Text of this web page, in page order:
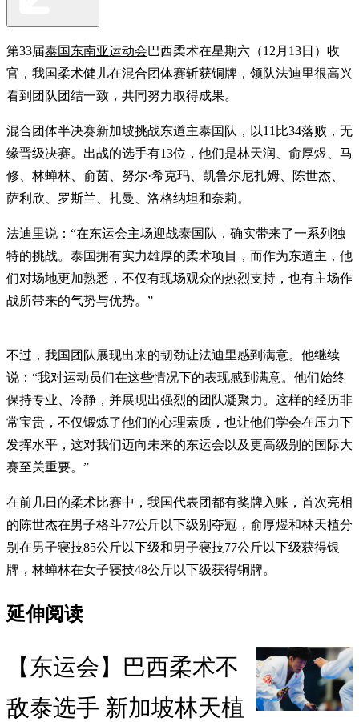
第33届泰国东南亚运动会巴西柔术在星期六（12月13日）收
官，我国柔术健儿在混合团体赛斩获铜牌，领队法迪里很高兴
看到团队团结一致，共同努力取得成果。
混合团体半决赛新加坡挑战东道主泰国队，以11比34落败，无
缘晋级决赛。出战的选手有13位，他们是林天润、俞厚煜、马
修、林蝉林、俞茵、努尔·希克玛、凯鲁尔尼扎姆、陈世杰、
萨利欣、罗斯兰、扎曼、洛格纳坦和奈莉。
法迪里说：“在东运会主场迎战泰国队，确实带来了一系列独
特的挑战。泰国拥有实力雄厚的柔术项目，而作为东道主，他
们对场地更加熟悉，不仅有现场观众的热烈支持，也有主场作
战所带来的气势与优势。”
不过，我国团队展现出来的韧劲让法迪里感到满意。他继续
说：“我对运动员们在这些情况下的表现感到满意。他们始终
保持专业、冷静，并展现出强烈的团队凝聚力。这样的经历非
常宝贵，不仅锻炼了他们的心理素质，也让他们学会在压力下
发挥水平，这对我们迈向未来的东运会以及更高级别的国际大
赛至关重要。”
在前几日的柔术比赛中，我国代表团都有奖牌入账，首次亮相
的陈世杰在男子格斗77公斤以下级别夺冠，俞厚煜和林天植分
别在男子寝技85公斤以下级和男子寝技77公斤以下级获得银
牌，林蝉林在女子寝技48公斤以下级获得铜牌。
延伸阅读
【东运会】巴西柔术不
敌泰选手 新加坡林天植